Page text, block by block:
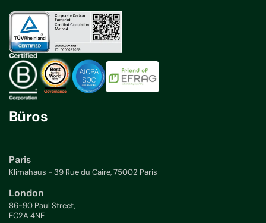
Büros
Paris
Klimahaus - 39 Rue du Caire, 75002 Paris
London
86-90 Paul Street,
EC2A 4NE